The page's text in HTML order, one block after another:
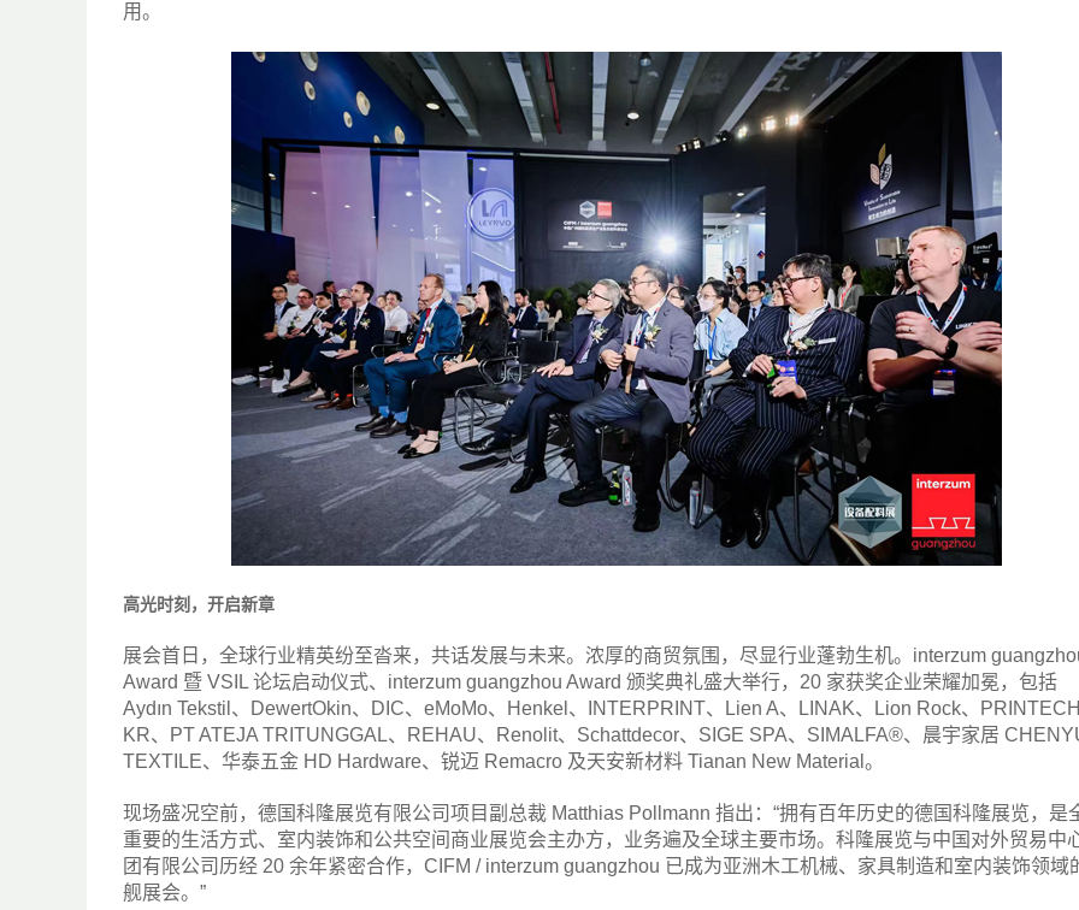
用。
高光时刻，开启新章
展会首日，全球行业精英纷至沓来，共话发展与未来。浓厚的商贸氛围，尽显行业蓬勃生机。interzum
Award 暨 VSIL 论坛启动仪式、interzum guangzhou Award 颁奖典礼盛大举行，20 家获奖企业荣耀加冕，包括
Aydın Tekstil、DewertOkin、DIC、eMoMo、Henkel、INTERPRINT、Lien A、LINAK、Lion Rock、PRINTECH
KR、PT ATEJA TRITUNGGAL、REHAU、Renolit、Schattdecor、SIGE SPA、SIMALFA®、晨宇家居
TEXTILE、华泰五金 HD Hardware、锐迈 Remacro 及天安新材料 Tianan New Material。
现场盛况空前，德国科隆展览有限公司项目副总裁 Matthias Pollmann 指出：“拥有百年历史的德国科隆展览，是
重要的生活方式、室内装饰和公共空间商业展览会主办方，业务遍及全球主要市场。科隆展览与中国对外贸易中
团有限公司历经 20 余年紧密合作，CIFM / interzum guangzhou 已成为亚洲木工机械、家具制造和室内装饰领域
舰展会。”